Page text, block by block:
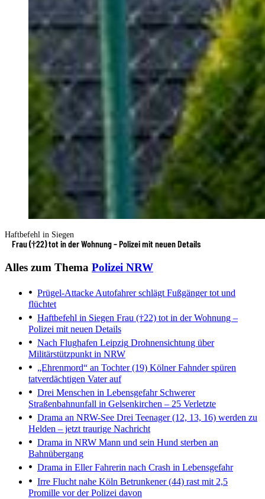
Haftbefehl in Siegen
Frau (†22) tot in der Wohnung – Polizei mit neuen Details
Alles zum Thema Polizei NRW
Prügel-Attacke Autofahrer schlägt Fußgänger tot und
flüchtet
Haftbefehl in Siegen Frau (†22) tot in der Wohnung –
Polizei mit neuen Details
Nach Flughafen Leipzig Drohnensichtung über
Militärstützpunkt in NRW
„Ehrenmord“ an Tochter (19) Kölner Fahnder spüren
tatverdächtigen Vater auf
Drei Menschen in LebensgefahrSchwerer
Straßenbahnunfall in Gelsenkirchen – 25 Verletzte
Drama an NRW-See Drei Teenager (12, 13, 16) werden zu
Helden – jetzt traurige Nachricht
Drama in NRW Mann und sein Hund sterben an
Bahnübergang
Drama in EllerFahrerin nach Crash in Lebensgefahr
Irre Flucht nahe Köln Betrunkener (44) rast mit 2,5
Promille vor der Polizei davon